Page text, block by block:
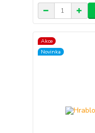
Akce
Novinka